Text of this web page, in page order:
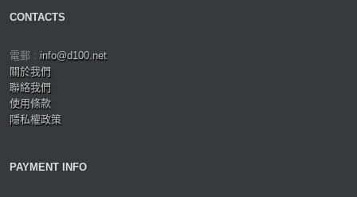
CONTACTS
電郵 : info@d100.net
關於我們
聯絡我們
使用條款
隱私權政策
PAYMENT INFO